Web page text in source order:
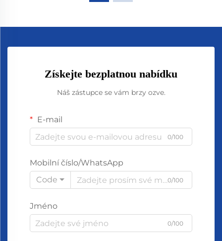
Získejte bezplatnou nabídku
Náš zástupce se vám brzy ozve.
E-mail
0/100
Mobilní číslo/WhatsApp
Code
0/100
Jméno
0/100